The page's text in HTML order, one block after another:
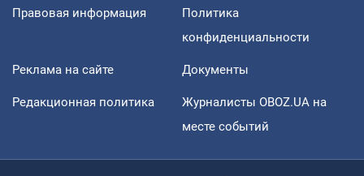
Правовая информация
Политика
конфиденциальности
Реклама на сайте Документы
Редакционная политика
Журналисты OBOZ.UA на
месте событий